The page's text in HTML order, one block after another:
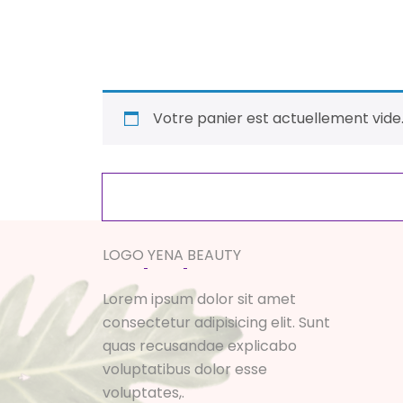
Votre panier est actuellement vide.
LOGO YENA BEAUTY
Lorem ipsum dolor sit amet
consectetur adipisicing elit. Sunt
quas recusandae explicabo
voluptatibus dolor esse
voluptates,.